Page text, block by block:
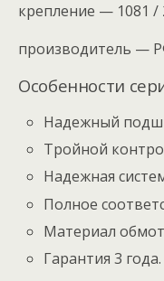
крепление — 1081 /
производитель —
Особенности
Надежный
Тройной
Надежная
Полное
Материал
Гарантия 3 года.